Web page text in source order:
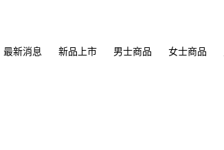
最新消息 新品上市 男士商品 女士商品